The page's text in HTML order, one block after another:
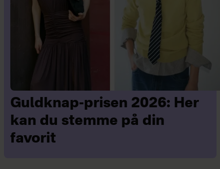
Guldknap-prisen 2026: Her
kan du stemme på din
favorit